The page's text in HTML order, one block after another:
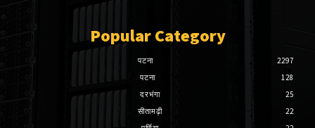
Popular Category
पटना
2297
पटना
128
दरभंगा
25
सीतामढ़ी
22